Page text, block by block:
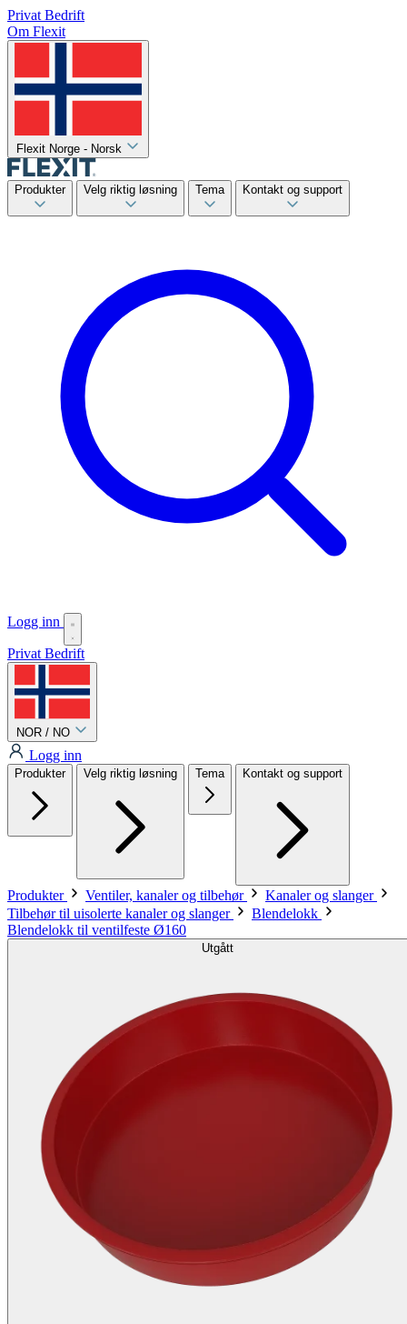
Privat Bedrift
Om Flexit
Flexit Norge - Norsk
Produkter Velg riktig løsning Tema Kontakt og support
Logg inn
Privat Bedrift
NOR / NO
Logg inn
Produkter Velg riktig løsning Tema Kontakt og support
Produkter Ventiler, kanaler og tilbehør
Kanaler og slanger
Tilbehør til uisolerte kanaler og slanger
Blendelokk
Blendelokk til ventilfeste Ø160
Utgått